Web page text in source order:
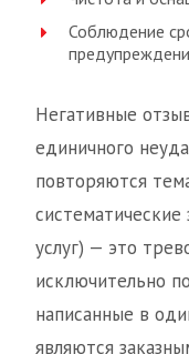
Соблюдение
Негативные
единичного
повторяются
услуг) — это
исключительно
написанные в
являются